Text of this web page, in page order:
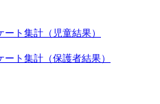
ト集計（児童結果）
ト集計（保護者結果）